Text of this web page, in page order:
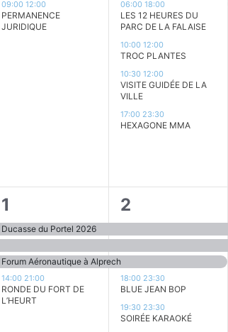
09:0012:00
PERMANENCE
JURIDIQUE
06:0018:00
LES 12 HEURES DU
PARC DE LA FALAISE
10:0012:00
TROC PLANTES
10:3012:00
VISITE GUIDÉE DE LA
VILLE
17:00 23:30
HEXAGONE MMA
4
évènements,
1
Ducasse du Portel 2026
Forum Aéronautique à Alprech
14:00 21:00
RONDE DU FORT DE
L’HEURT
5
évènements,
2
18:00 23:30
BLUE JEAN BOP
19:30 23:30
SOIRÉE KARAOKÉ